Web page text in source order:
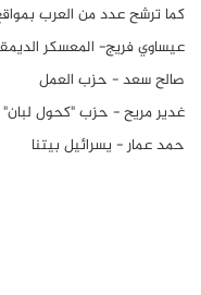
كما ترشح عدد من العرب
عيساوي فريج- المعسكر
صالح سعد - حزب العمل
غدير مريح - حزب "كحول لبان"
حمد عمار - يسرائيل بيتنا